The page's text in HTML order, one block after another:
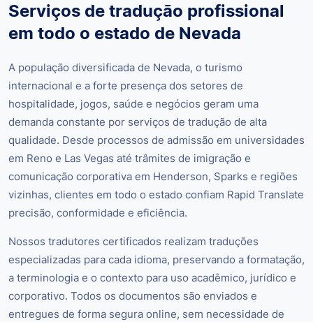
Serviços de tradução profissional
em todo o estado de Nevada
A população diversificada de Nevada, o turismo
internacional e a forte presença dos setores de
hospitalidade, jogos, saúde e negócios geram uma
demanda constante por serviços de tradução de alta
qualidade. Desde processos de admissão em universidades
em Reno e Las Vegas até trâmites de imigração e
comunicação corporativa em Henderson, Sparks e regiões
vizinhas, clientes em todo o estado confiam Rapid Translate
precisão, conformidade e eficiência.
Nossos tradutores certificados realizam traduções
especializadas para cada idioma, preservando a formatação,
a terminologia e o contexto para uso acadêmico, jurídico e
corporativo. Todos os documentos são enviados e
entregues de forma segura online, sem necessidade de